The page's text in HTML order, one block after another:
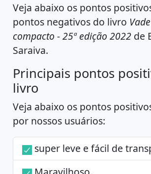
Veja abaixo os pontos
pontos negativos do livro
compacto - 25ª edição 2022 de
Saraiva.
Principais pontos
livro
Veja abaixo os pontos
por nossos usuários:
super leve e fácil de